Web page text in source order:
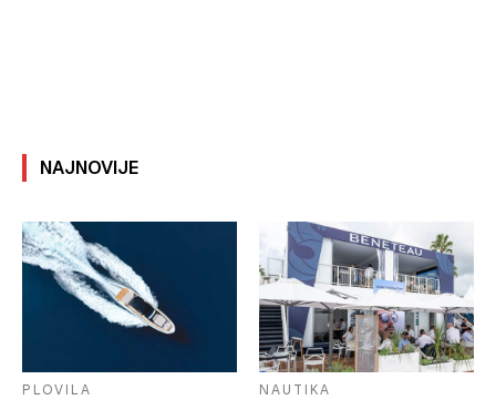
NAJNOVIJE
PLOVILA NAUTIKA